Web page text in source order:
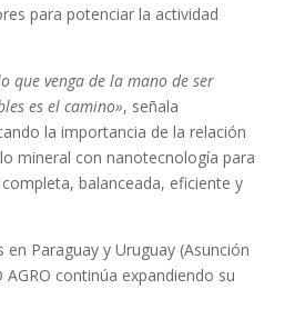
para potenciar la actividad
que venga de la mano de ser
es el camino», señala
la importancia de la relación
mineral con nanotecnología para
balanceada, eficiente y
en Paraguay y Uruguay (Asunción
continúa expandiendo su